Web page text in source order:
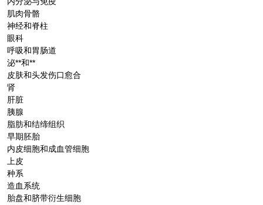
肌肉骨骼
神经和脊柱
眼科
呼吸和胃肠道
泌**和**
皮肤和头发伤口愈合
肾
肝脏
胰腺
脂肪和结缔组织
早期胚胎
内皮细胞和成血管细胞
上皮
种系
造血系统
胎盘和脐带衍生细胞